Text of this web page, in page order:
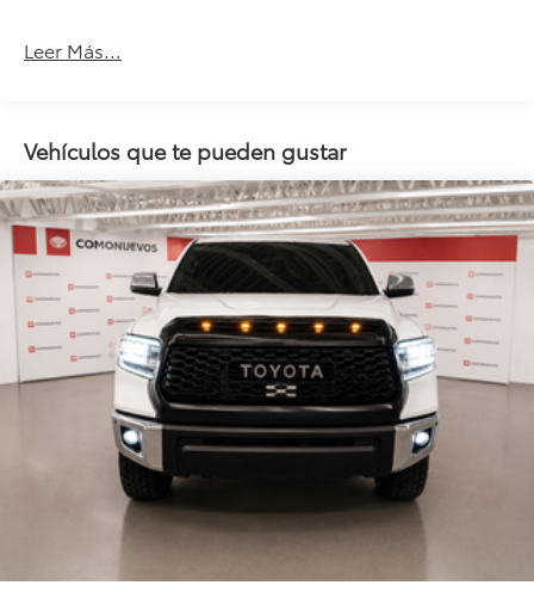
Alarma
Airbag Laterales
Control De Estabilidad
Comando Remoto Para Radio En El Volante
Tercera Luz De Freno Led
Aire Acondicionado
Control Eléctrico Para Los Retrovisores
Asiento Conductor Regulable En Altura
Tapizado De Cuero
Paragolpes Pintados
Cristales Eléctricos
Asientos Eléctricos
Seguros Eléctricos
Bluetooth®
Leer Más...
Vehículos que te pueden gustar